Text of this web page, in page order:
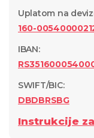
Uplatom na
160-
IBAN:
SWIFT/BIC:
DBDBRSBG
Instrukcije